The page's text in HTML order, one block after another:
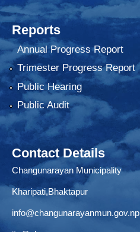
Reports
Annual Progress Report
Trimester Progress Report
Public Hearing
Public Audit
Contact Details
Changunarayan Municipality
Kharipati,Bhaktapur
info@changunarayanmun.gov.np